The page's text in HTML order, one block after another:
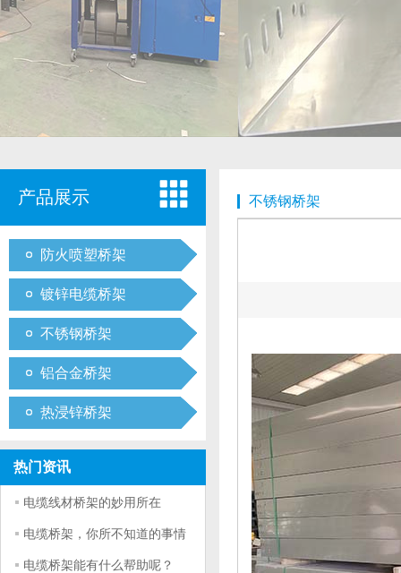
产品展示
防火喷塑桥架
镀锌电缆桥架
不锈钢桥架
铝合金桥架
热浸锌桥架
热门资讯
电缆线材桥架的妙用所在
电缆桥架，你所不知道的事情
电缆桥架能有什么帮助呢？
不锈钢桥架